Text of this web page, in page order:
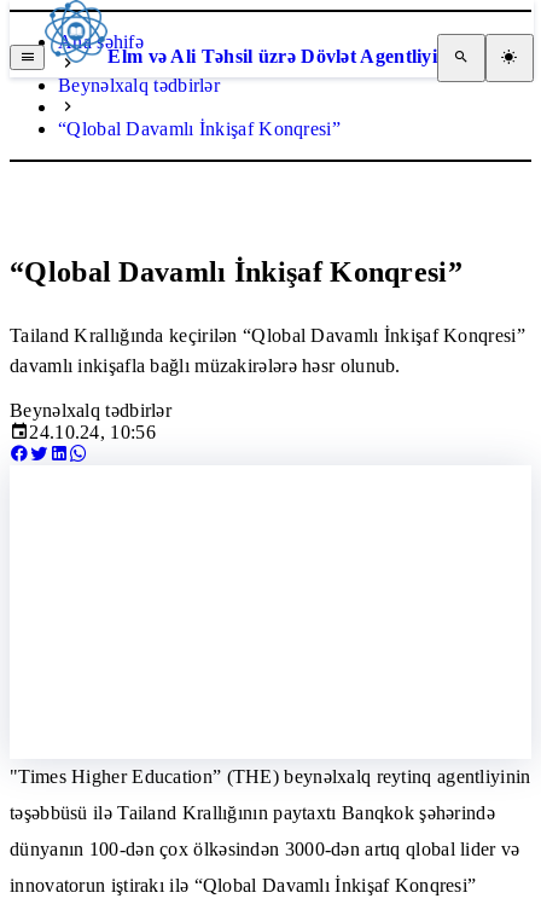
Elm və Ali Təhsil üzrə Dövlət Agentliyi
Ana səhifə
Beynəlxalq tədbirlər
“Qlobal Davamlı İnkişaf Konqresi”
“Qlobal Davamlı İnkişaf Konqresi”
Tailand Krallığında keçirilən “Qlobal Davamlı İnkişaf Konqresi”
davamlı inkişafla bağlı müzakirələrə həsr olunub.
Beynəlxalq tədbirlər
24.10.24, 10:56
"Times Higher Education” (THE) beynəlxalq reytinq agentliyinin
təşəbbüsü ilə Tailand Krallığının paytaxtı Banqkok şəhərində
dünyanın 100-dən çox ölkəsindən 3000-dən artıq qlobal lider və
innovatorun iştirakı ilə “Qlobal Davamlı İnkişaf Konqresi”